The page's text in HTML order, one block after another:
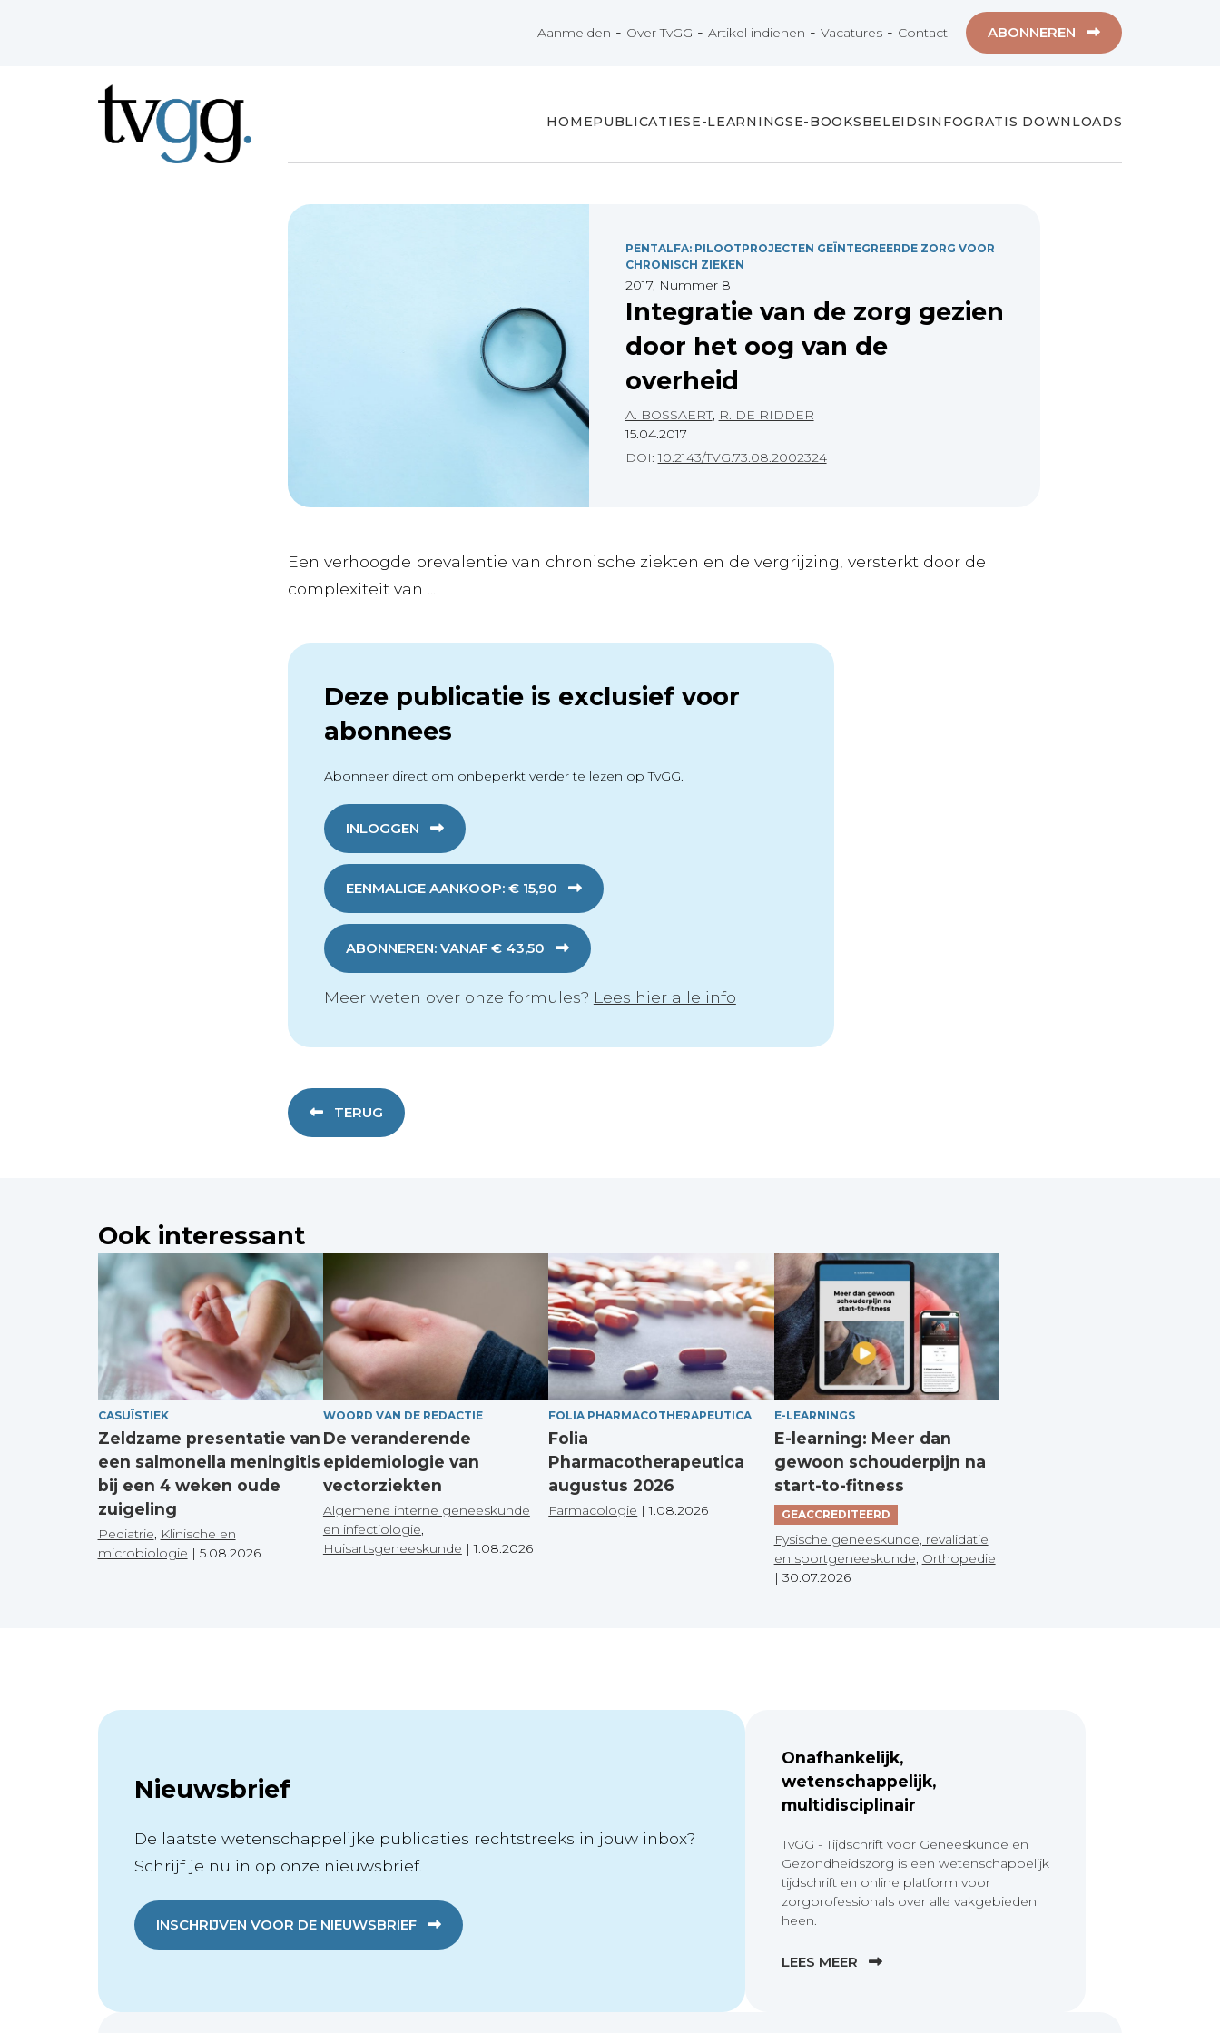
Aanmelden - Over TvGG -Artikel indienen -Vacatures - Contact ABONNEREN
HOMEPUBLICATIESE-LEARNINGSE-BOOKSBELEIDSINFOGRATIS DOWNLOADS
PENTALFA: PILOOTPROJECTEN GEÏNTEGREERDE ZORG VOOR
CHRONISCH ZIEKEN
2017, Nummer 8
Integratie van de zorg gezien
door het oog van de
overheid
A. BOSSAERT, R. DE RIDDER
15.04.2017
DOI:10.2143/TVG.73.08.2002324
Een verhoogde prevalentie van chronische ziekten en de vergrijzing, versterkt door de
complexiteit van ...
Deze publicatie is exclusief voor
abonnees
Abonneer direct om onbeperkt verder te lezen op TvGG.
INLOGGEN
EENMALIGE AANKOOP: € 15,90
ABONNEREN: VANAF € 43,50
Meer weten over onze formules? Lees hier alle info
TERUG
Ook interessant
CASUÏSTIEK
Zeldzame presentatie van
een salmonella meningitis
bij een 4 weken oude
zuigeling
Pediatrie Klinische en
microbiologie | 5.08.2026
WOORD VAN DE REDACTIE
De veranderende
epidemiologie van
vectorziekten
Algemene interne geneeskunde
en infectiologie
Huisartsgeneeskunde |1.08.2026
FOLIA PHARMACOTHERAPEUTICA
Folia
Pharmacotherapeutica
augustus 2026
Farmacologie |1.08.2026
E-LEARNINGS
E-learning: Meer dan
gewoon schouderpijn na
start-to-fitness
GEACCREDITEERD
Fysische geneeskunde, revalidatie
en sportgeneeskunde Orthopedie
| 30.07.2026
Nieuwsbrief
De laatste wetenschappelijke publicaties rechtstreeks in jouw inbox?
Schrijf je nu in op onze nieuwsbrief.
INSCHRIJVEN VOOR DE NIEUWSBRIEF
Onafhankelijk,
wetenschappelijk,
multidisciplinair
TvGG - Tijdschrift voor Geneeskunde en
Gezondheidszorg is een wetenschappelijk
tijdschrift en online platform voor
zorgprofessionals over alle vakgebieden
heen.
LEES MEER